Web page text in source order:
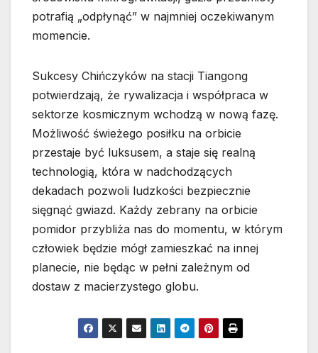
potrafią „odpłynąć” w najmniej oczekiwanym
momencie.
Sukcesy Chińczyków na stacji Tiangong
potwierdzają, że rywalizacja i współpraca w
sektorze kosmicznym wchodzą w nową fazę.
Możliwość świeżego posiłku na orbicie
przestaje być luksusem, a staje się realną
technologią, która w nadchodzących
dekadach pozwoli ludzkości bezpiecznie
sięgnąć gwiazd. Każdy zebrany na orbicie
pomidor przybliża nas do momentu, w którym
człowiek będzie mógł zamieszkać na innej
planecie, nie będąc w pełni zależnym od
dostaw z macierzystego globu.